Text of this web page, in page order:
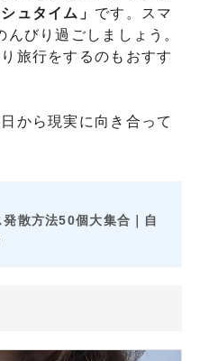
ュタイム」 です。スマ
びり過ごしましょう。
旅行をするのもおすす
から現実に向き合って
発散方法50個大集合｜自